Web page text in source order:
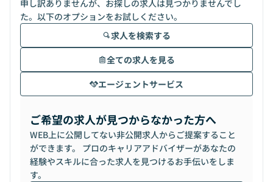
申し訳ありませんが、お探しの求人は見つかりませんでし
た。以下のオプションをお試しください。
求人を検索する
全ての求人を見る
エージェントサービス
ご希望の求人が見つからなかった方へ
WEB上に公開してない非公開求人からご提案すること
ができます。 プロのキャリアアドバイザーがあなたの
経験やスキルに合った求人を見つけるお手伝いをしま
す。